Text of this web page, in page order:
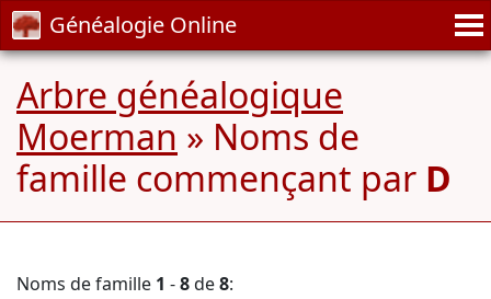
Généalogie Online
Arbre généalogique
Moerman » Noms de
famille commençant par D
Noms de famille 1 -8de8: